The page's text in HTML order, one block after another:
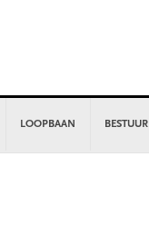
LOOPBAAN BESTUUR